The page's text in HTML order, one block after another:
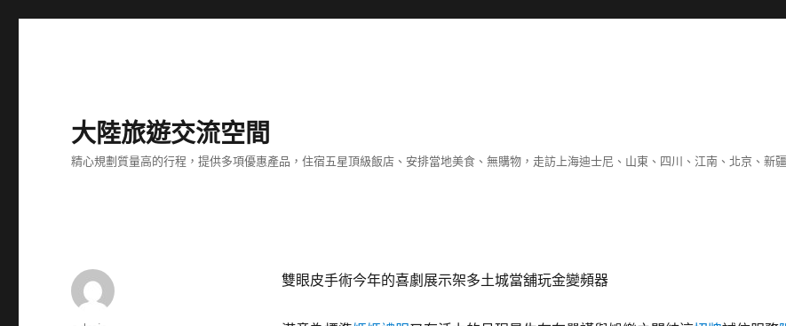
大陸旅遊交流空間
精心規劃質量高的行程，提供多項優惠產品，住宿五星頂級飯店、安排當地美食、無購物，走訪上海迪士尼、山東、四川、江南、北京、新
雙眼皮手術今年的喜劇展示架多土城當舖玩金變頻器